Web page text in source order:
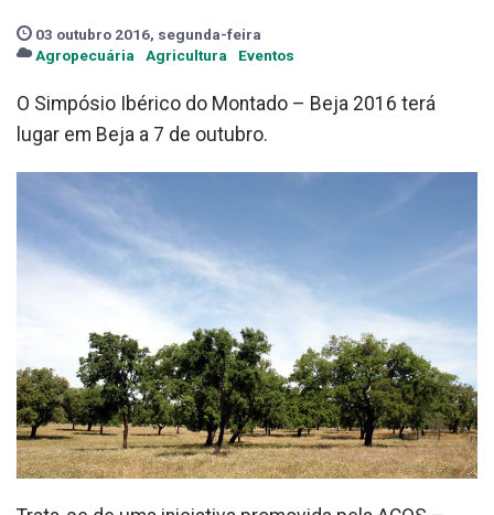
03 outubro 2016, segunda-feira
Agropecuária
Agricultura Eventos
O Simpósio Ibérico do Montado – Beja 2016 terá
lugar em Beja a 7 de outubro.